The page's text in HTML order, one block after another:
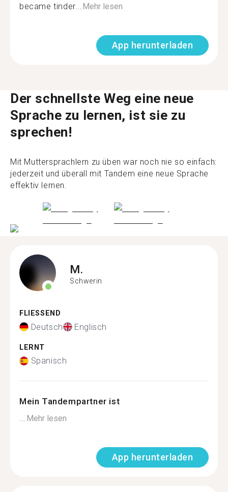
became tinder... Mehr lesen
App herunterladen
Der schnellste Weg eine neue
Sprache zu lernen, ist sie zu
sprechen!
Mit Muttersprachlern zu üben war noch nie so einfach:
jederzeit und überall mit Tandem eine neue Sprache
effektiv lernen.
M.
Schwerin
FLIESSEND
Deutsch Englisch
LERNT
Spanisch
Mein Tandempartner ist
...Mehr lesen
App herunterladen